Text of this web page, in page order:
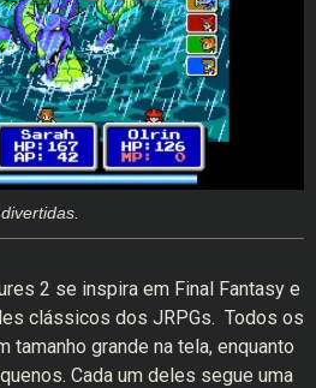
2 se inspira em Final Fantasy e
clássicos dos JRPGs. Todos os
tamanho grande na tela, enquanto
Cada um deles segue uma